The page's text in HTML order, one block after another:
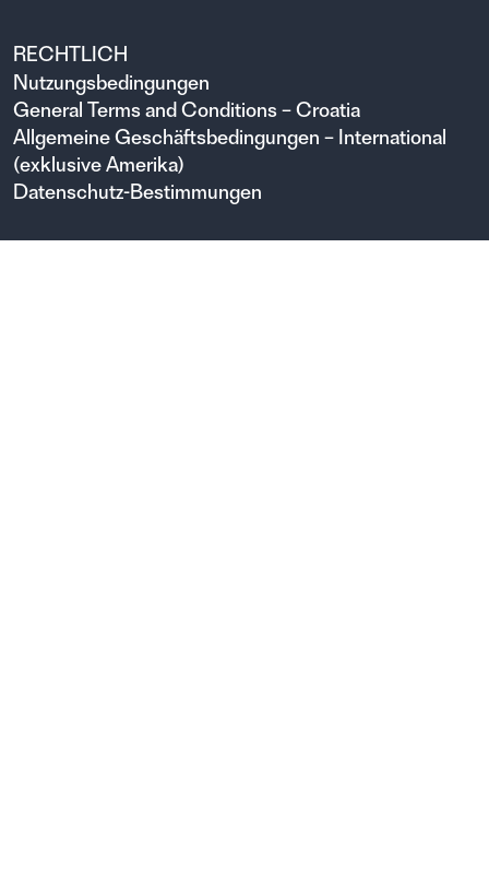
RECHTLICH
Nutzungsbedingungen
General Terms and Conditions – Croatia
Allgemeine Geschäftsbedingungen – International
(exklusive Amerika)
Datenschutz-Bestimmungen